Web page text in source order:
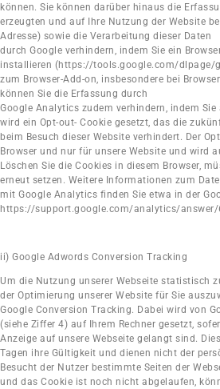
können. Sie können darüber hinaus die
erzeugten und auf Ihre Nutzung der Website
Adresse) sowie die Verarbeitung dieser Daten
durch Google verhindern, indem Sie ein
installieren (https://tools.google.com/dlpage/
zum Browser-Add-on, insbesondere bei
können Sie die Erfassung durch
Google Analytics zudem verhindern, indem
wird ein Opt-out- Cookie gesetzt, das die
beim Besuch dieser Website verhindert. Der
Browser und nur für unsere Website und wird
Löschen Sie die Cookies in diesem Browser,
erneut setzen. Weitere Informationen zum
mit Google Analytics finden Sie etwa in der
https://support.google.com/analytics/answer/
ii) Google Adwords Conversion Tracking
Um die Nutzung unserer Webseite statistisch
der Optimierung unserer Website für Sie
Google Conversion Tracking. Dabei wird von
(siehe Ziffer 4) auf Ihrem Rechner gesetzt,
Anzeige auf unsere Webseite gelangt sind.
Tagen ihre Gültigkeit und dienen nicht der
Besucht der Nutzer bestimmte Seiten der
und das Cookie ist noch nicht abgelaufen,